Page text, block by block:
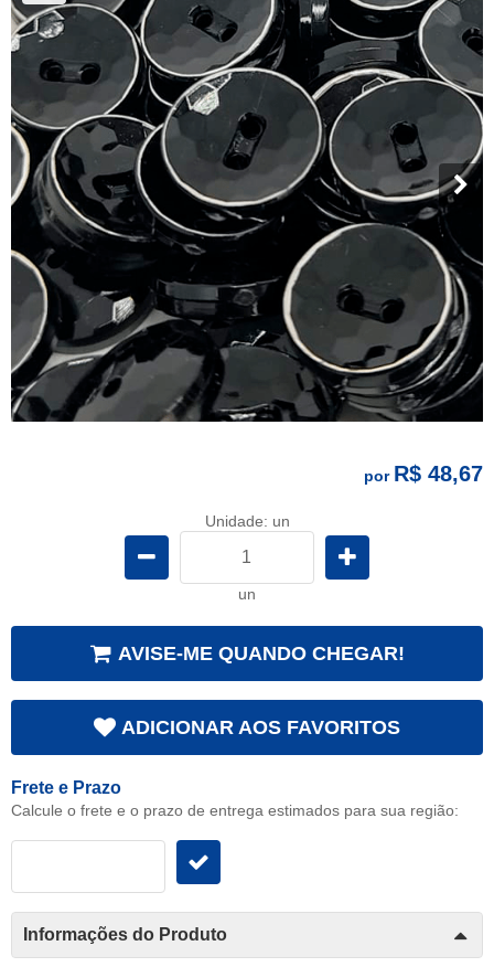
por R$ 48,67
Unidade: un
un
AVISE-ME QUANDO CHEGAR!
ADICIONAR AOS FAVORITOS
Frete e Prazo
Calcule o frete e o prazo de entrega estimados para sua região:
Informações do Produto